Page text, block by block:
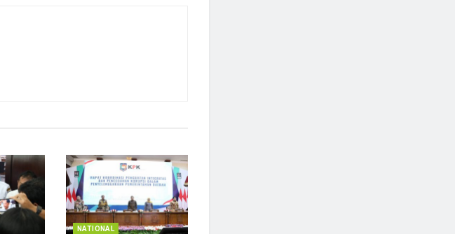
NATIONAL